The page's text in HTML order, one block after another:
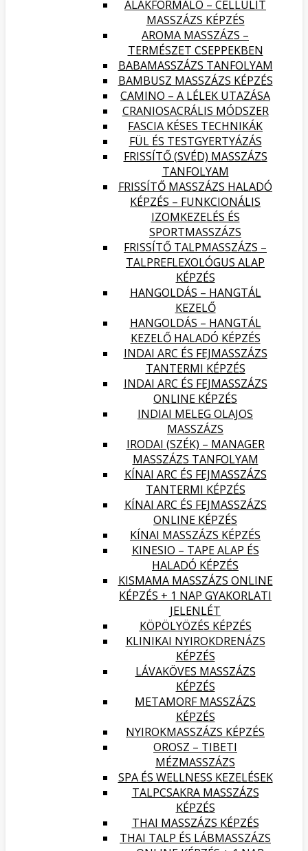
ALAKFORMÁLÓ – CELLULIT
MASSZÁZS KÉPZÉS
AROMA MASSZÁZS –
TERMÉSZET CSEPPEKBEN
BABAMASSZÁZS TANFOLYAM
BAMBUSZ MASSZÁZS KÉPZÉS
CAMINO – A LÉLEK UTAZÁSA
CRANIOSACRÁLIS MÓDSZER
FASCIA KÉSES TECHNIKÁK
FÜL ÉS TESTGYERTYÁZÁS
FRISSÍTŐ (SVÉD) MASSZÁZS
TANFOLYAM
FRISSÍTŐ MASSZÁZS HALADÓ
KÉPZÉS – FUNKCIONÁLIS
IZOMKEZELÉS ÉS
SPORTMASSZÁZS
FRISSÍTŐ TALPMASSZÁZS –
TALPREFLEXOLÓGUS ALAP
KÉPZÉS
HANGOLDÁS – HANGTÁL
KEZELŐ
HANGOLDÁS – HANGTÁL
KEZELŐ HALADÓ KÉPZÉS
INDAI ARC ÉS FEJMASSZÁZS
TANTERMI KÉPZÉS
INDAI ARC ÉS FEJMASSZÁZS
ONLINE KÉPZÉS
INDIAI MELEG OLAJOS
MASSZÁZS
IRODAI (SZÉK) – MANAGER
MASSZÁZS TANFOLYAM
KÍNAI ARC ÉS FEJMASSZÁZS
TANTERMI KÉPZÉS
KÍNAI ARC ÉS FEJMASSZÁZS
ONLINE KÉPZÉS
KÍNAI MASSZÁZS KÉPZÉS
KINESIO – TAPE ALAP ÉS
HALADÓ KÉPZÉS
KISMAMA MASSZÁZS ONLINE
KÉPZÉS + 1 NAP GYAKORLATI
JELENLÉT
KÖPÖLYÖZÉS KÉPZÉS
KLINIKAI NYIROKDRENÁZS
KÉPZÉS
LÁVAKÖVES MASSZÁZS
KÉPZÉS
METAMORF MASSZÁZS
KÉPZÉS
NYIROKMASSZÁZS KÉPZÉS
OROSZ – TIBETI
MÉZMASSZÁZS
SPA ÉS WELLNESS KEZELÉSEK
TALPCSAKRA MASSZÁZS
KÉPZÉS
THAI MASSZÁZS KÉPZÉS
THAI TALP ÉS LÁBMASSZÁZS